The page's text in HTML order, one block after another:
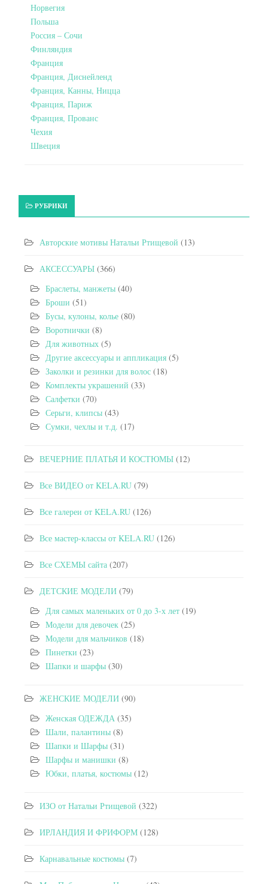
Норвегия
Польша
Россия – Сочи
Финляндия
Франция
Франция, Диснейленд
Франция, Канны, Ницца
Франция, Париж
Франция, Прованс
Чехия
Швеция
РУБРИКИ
Авторские мотивы Натальи Ртищевой (13)
АКСЕССУАРЫ (366)
Браслеты, манжеты (40)
Броши (51)
Бусы, кулоны, колье (80)
Воротнички (8)
Для животных (5)
Другие аксессуары и аппликация (5)
Заколки и резинки для волос (18)
Комплекты украшений (33)
Салфетки (70)
Серьги, клипсы (43)
Сумки, чехлы и т.д. (17)
ВЕЧЕРНИЕ ПЛАТЬЯ И КОСТЮМЫ (12)
Все ВИДЕО от KELA.RU (79)
Все галереи от KELA.RU (126)
Все мастер-классы от KELA.RU (126)
Все СХЕМЫ сайта (207)
ДЕТСКИЕ МОДЕЛИ (79)
Для самых маленьких от 0 до 3-х лет (19)
Модели для девочек (25)
Модели для мальчиков (18)
Пинетки (23)
Шапки и шарфы (30)
ЖЕНСКИЕ МОДЕЛИ (90)
Женская ОДЕЖДА (35)
Шали, палантины (8)
Шапки и Шарфы (31)
Шарфы и манишки (8)
Юбки, платья, костюмы (12)
ИЗО от Натальи Ртищевой (322)
ИРЛАНДИЯ И ФРИФОРМ (128)
Карнавальные костюмы (7)